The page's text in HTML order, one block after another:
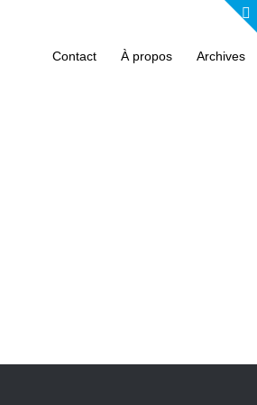
Contact À propos Archives